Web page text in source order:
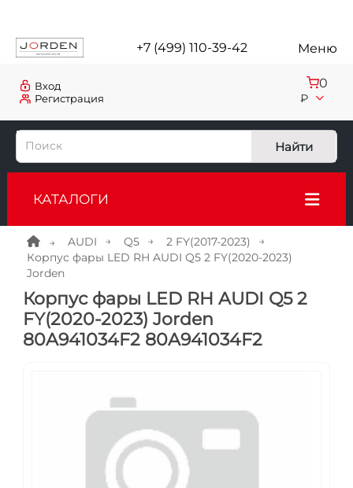
+7 (499) 110-39-42 Меню
Регистрация
Вход 0
₽
Найти
КАТАЛОГИ
AUDI Q5
2 FY(2017-2023)
Корпус фары LED RH AUDI Q5 2 FY(2020-2023)
Jorden
Корпус фары LED RH AUDI Q5 2
FY(2020-2023) Jorden
80A941034F2 80A941034F2